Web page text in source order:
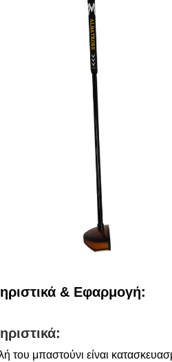
& Εφαρμογή:
του μπαστούνι είναι